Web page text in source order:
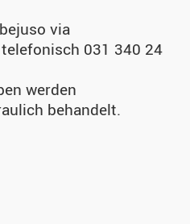
via
031 340 24
werden
behandelt.